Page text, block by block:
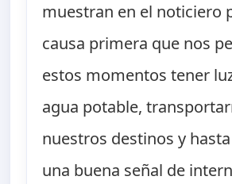
muestran en el noticiero
causa primera que nos
estos momentos tener
agua potable,
nuestros destinos y
una buena señal de